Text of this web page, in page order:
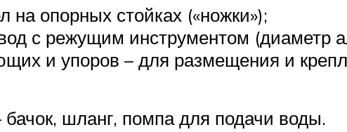
на опорных стойках («ножки»);
с режущим инструментом (диаметр
и упоров – для размещения и
шланг, помпа для подачи воды.